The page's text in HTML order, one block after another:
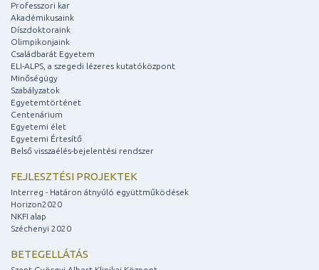
Professzori kar
Akadémikusaink
Díszdoktoraink
Olimpikonjaink
Családbarát Egyetem
ELI-ALPS, a szegedi lézeres kutatóközpont
Minőségügy
Szabályzatok
Egyetemtörténet
Centenárium
Egyetemi élet
Egyetemi Értesítő
Belső visszaélés-bejelentési rendszer
FEJLESZTÉSI PROJEKTEK
Interreg - Határon átnyúló együttműködések
Horizon2020
NKFI alap
Széchenyi 2020
BETEGELLÁTÁS